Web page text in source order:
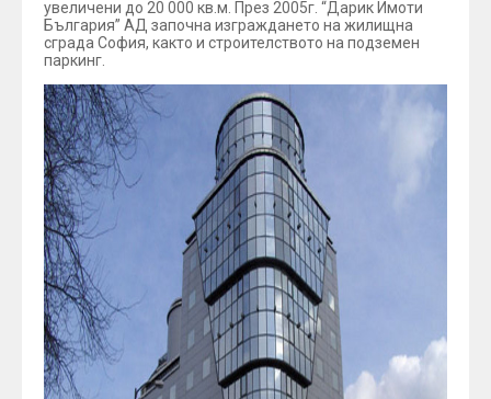
увеличени до 20 000 кв.м. През 2005г. “Дарик Имоти
България” АД започна изграждането на жилищна
сграда София, както и строителството на подземен
паркинг.